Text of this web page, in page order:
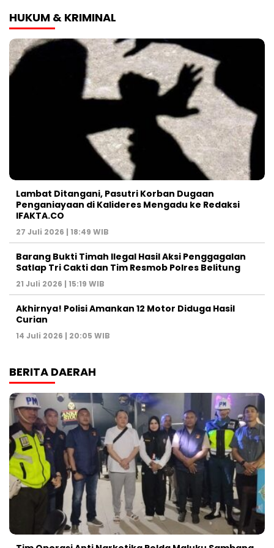
HUKUM & KRIMINAL
Lambat Ditangani, Pasutri Korban Dugaan
Penganiayaan di Kalideres Mengadu ke Redaksi
IFAKTA.CO
27 Juli 2026 | 18:49 WIB
Barang Bukti Timah Ilegal Hasil Aksi Penggagalan
Satlap Tri Cakti dan Tim Resmob Polres Belitung
21 Juli 2026 | 15:19 WIB
Akhirnya! Polisi Amankan 12 Motor Diduga Hasil
Curian
14 Juli 2026 | 20:05 WIB
BERITA DAERAH